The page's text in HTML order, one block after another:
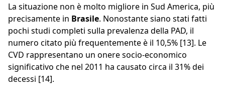
La situazione non è molto migliore in Sud America, più
precisamente in Brasile. Nonostante siano stati fatti
pochi studi completi sulla prevalenza della PAD, il
numero citato più frequentemente è il 10,5% [13]. Le
CVD rappresentano un onere socio-economico
significativo che nel 2011 ha causato circa il 31% dei
decessi [14].